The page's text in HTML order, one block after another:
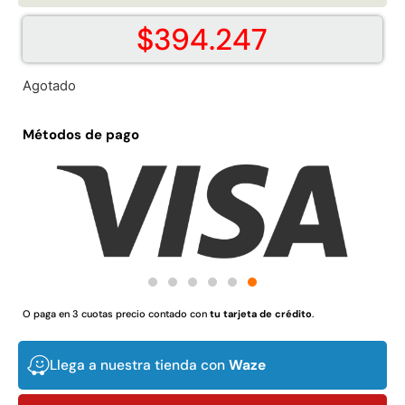
$394.247
Agotado
Métodos de pago
O paga en 3 cuotas precio contado con tu tarjeta de crédito.
Llega a nuestra tienda con Waze
Juego Modular 02 QplayGround
Leer más
37%